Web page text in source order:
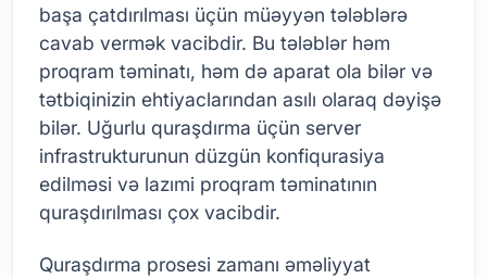
başa çatdırılması üçün müəyyən tələblərə
cavab vermək vacibdir. Bu tələblər həm
proqram təminatı, həm də aparat ola bilər və
tətbiqinizin ehtiyaclarından asılı olaraq dəyişə
bilər. Uğurlu quraşdırma üçün server
infrastrukturunun düzgün konfiqurasiya
edilməsi və lazımi proqram təminatının
quraşdırılması çox vacibdir.
Quraşdırma prosesi zamanı əməliyyat